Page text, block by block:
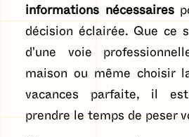
informations nécessaires
décision éclairée. Que ce
d'une voie
maison ou même choisir
vacances parfaite, il
prendre le temps de peser